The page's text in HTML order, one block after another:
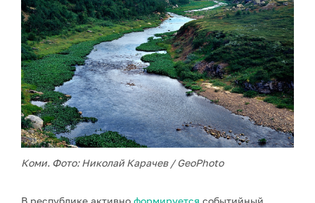
Коми. Фото: Николай Карачев / GeoPhoto
В республике активно формируется событийный